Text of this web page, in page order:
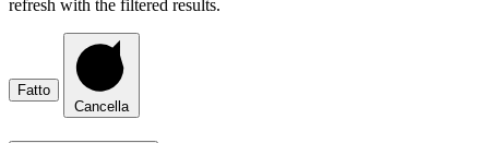
refresh with the filtered results.
Fatto
Cancella